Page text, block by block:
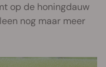
op de honingdauw
nog maar meer